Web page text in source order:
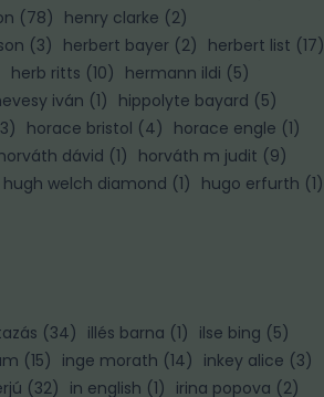
(78) henry clarke (2)
(3) herbert bayer (2) herbert list (17)
herb ritts (10) hermann ildi (5)
iván (1) hippolyte bayard (5)
) horace bristol (4) horace engle (1)
dávid (1) horváth m judit (9)
hugh welch diamond (1) hugo erfurth (1)
(34) illés barna (1) ilse bing (5)
(15) inge morath (14) inkey alice (3)
(32) in english (1) irina popova (2)